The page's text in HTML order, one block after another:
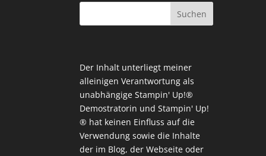
Der Inhalt unterliegt meiner
alleinigen Verantwortung als
unabhängige Stampin' Up!®
Demostratorin und Stampin' Up!
® hat keinen Einfluss auf die
Verwendung sowie die Inhalte
der im Blog, der Webseite oder